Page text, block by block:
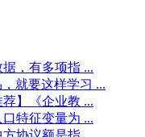
，有多项指 ...
就要这样学习 ...
荐】《企业教 ...
特征变量为 ...